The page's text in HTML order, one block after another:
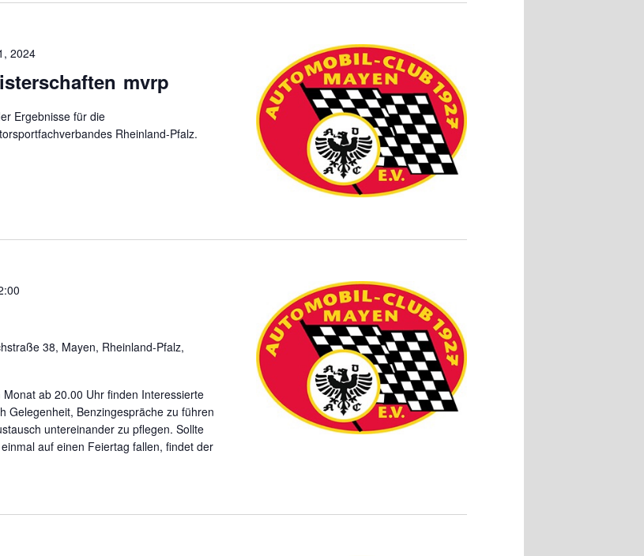
2024
mvrp
Ergebnisse für die
Rheinland-Pfalz.
38, Mayen, Rheinland-Pfalz,
ab 20.00 Uhr finden Interessierte
Gelegenheit, Benzingespräche zu führen
untereinander zu pflegen. Sollte
auf einen Feiertag fallen, findet der